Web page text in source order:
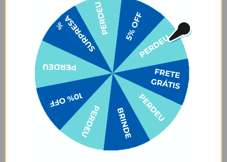
Nada de alvejante ou outro químico! Seque com pano seco após
limpar e coloque-a para secar na sombra. Não deixe sua mochila de
molho e nem coloque na máquina de lavar ou de secar, ok? Para
deixar seu produto incrível, evite deixá-lo exposto ao sol e siga as
instruções corretas para lavagem.
✨ Cuidados com produtos em cores claras ✨
Nossas bolsas e bolsas térmicas em tons claros 👜🤍 merecem um
cuidado especial no dia a dia! Evite o contato ou atrito com tecidos
que soltam tinta, como calças jeans 👖 ou roupas escuras 🖤. Isso
pode causar manchas permanentes devido à migração de cor. ⚠️
Manchas desse tipo são consideradas mau uso e não estão cobertas
a variante de cor off white traz um toque
especial com um leve tom de rosa. 🌸🥰✨